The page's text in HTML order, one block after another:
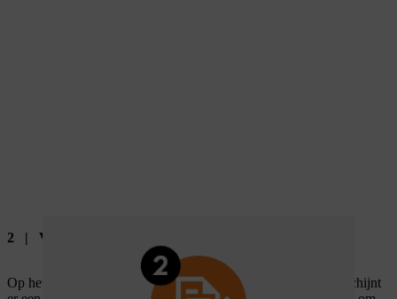
2 | Vul het deelnameformulier in
Op het moment dat je je hebt aangemeld bij MY STIHL, verschijnt